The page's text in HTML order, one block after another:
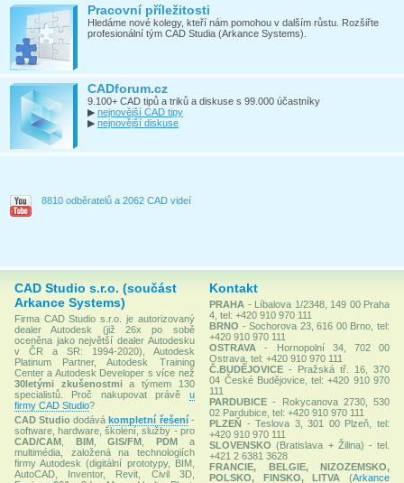
Pracovní příležitosti
Hledáme nové kolegy, kteří nám pomohou v dalším růstu. Rozšiřte
profesionální tým CAD Studia (Arkance Systems).
CADforum.cz
9.100+ CAD tipů a triků a diskuse s 99.000 účastníky
▶ nejnovější CAD tipy
▶ nejnovější diskuse
8810 odběratelů a 2062 CAD videí
CAD Studio s.r.o. (součást
Arkance Systems)
Firma CAD Studio s.r.o. je autorizovaný
dealer Autodesk (již 26x po sobě
oceněna jako největší dealer Autodesku
v ČR a SR: 1994-2020), Autodesk
Platinum Partner, Autodesk Training
Center a Autodesk Developer s více než
30letými zkušenostmia týmem 130
specialistů. Proč nakupovat právě u
firmy CAD Studio?
CAD Studio dodává kompletní řešení-
software, hardware, školení, služby - pro
CAD/CAM , BIM ,GIS/FM , PDM
a
multimédia, založená na technologiích
firmy Autodesk (digitální prototypy, BIM,
AutoCAD, Inventor, Revit, Civil 3D,
Kontakt
PRAHA - Líbalova 1/2348, 149 00 Praha
4, tel: +420 910 970 111
BRNO - Sochorova 23, 616 00 Brno, tel:
+420 910 970 111
OSTRAVA - Hornopolní 34, 702 00
Ostrava, tel: +420 910 970 111
Č.BUDĚJOVICE - Pražská tř. 16, 370
04 České Budějovice, tel: +420 910 970
111
PARDUBICE - Rokycanova 2730, 530
02 Pardubice, tel: +420 910 970 111
PLZEŇ
- Teslova 3, 301 00 Plzeň, tel:
+420 910 970 111
SLOVENSKO (Bratislava + Žilina) - tel.
+421 2 6381 3628
FRANCIE, BELGIE, NIZOZEMSKO,
POLSKO, FINSKO, LITVA (Arkance